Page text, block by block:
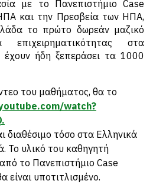
με το Πανεπιστήμιο Case
και την Πρεσβεία των ΗΠΑ,
το πρώτο δωρεάν μαζικό
επιχειρηματικότητας στα
έχουν ήδη ξεπεράσει τα 1000
του μαθήματος, θα το
watch?
διαθέσιμο τόσο στα Ελληνικά
Το υλικό του καθηγητή
το Πανεπιστήμιο Case
είναι υποτιτλισμένο.